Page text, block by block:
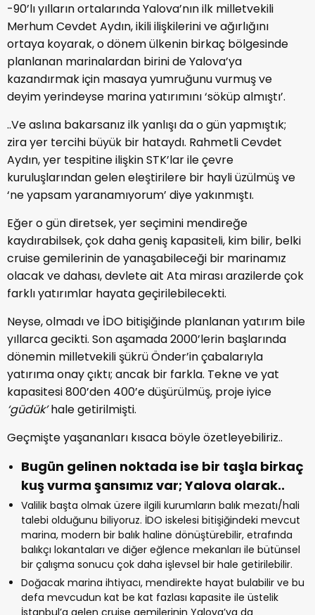
-90’lı yılların ortalarında Yalova’nın ilk milletvekili
Merhum Cevdet Aydın, ikili ilişkilerini ve ağırlığını
ortaya koyarak, o dönem ülkenin birkaç bölgesinde
planlanan marinalardan birini de Yalova’ya
kazandırmak için masaya yumruğunu vurmuş ve
deyim yerindeyse marina yatırımını ‘söküp almıştı’.
..Ve aslına bakarsanız ilk yanlışı da o gün yapmıştık;
zira yer tercihi büyük bir hataydı. Rahmetli Cevdet
Aydın, yer tespitine ilişkin STK’lar ile çevre
kuruluşlarından gelen eleştirilere bir hayli üzülmüş ve
‘ne yapsam yaranamıyorum’ diye yakınmıştı.
Eğer o gün diretsek, yer seçimini mendireğe
kaydırabilsek, çok daha geniş kapasiteli, kim bilir, belki
cruise gemilerinin de yanaşabileceği bir marinamız
olacak ve dahası, devlete ait Ata mirası arazilerde çok
farklı yatırımlar hayata geçirilebilecekti.
Neyse, olmadı ve İDO bitişiğinde planlanan yatırım bile
yıllarca gecikti. Son aşamada 2000’lerin başlarında
dönemin milletvekili şükrü Önder’in çabalarıyla
yatırıma onay çıktı; ancak bir farkla. Tekne ve yat
kapasitesi 800’den 400’e düşürülmüş, proje iyice
‘güdük’hale getirilmişti.
Geçmişte yaşananları kısaca böyle özetleyebiliriz..
Bugün gelinen noktada ise bir taşla birkaç
kuş vurma şansımız var; Yalova olarak..
Valilik başta olmak üzere ilgili kurumların balık mezatı/hali
talebi olduğunu biliyoruz. İDO iskelesi bitişiğindeki mevcut
marina, modern bir balık haline dönüştürebilir, etrafında
balıkçı lokantaları ve diğer eğlence mekanları ile bütünsel
bir çalışma sonucu çok daha işlevsel bir hale getirilebilir.
Doğacak marina ihtiyacı, mendirekte hayat bulabilir ve bu
defa mevcudun kat be kat fazlası kapasite ile üstelik